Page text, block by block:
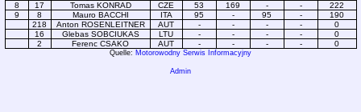
8
17 Tomas KONRAD CZE 53 169 - -
222
9
8 Mauro BACCHI ITA 95 - 95 -
190
218
Anton ROSENLEITNER AUT - - - -
0
16
Glebas SOBCIUKAS LTU - - - -
0
2
Ferenc CSAKO AUT - - - - 0
Quelle: Motorowodny Serwis Informacyjny
Admin